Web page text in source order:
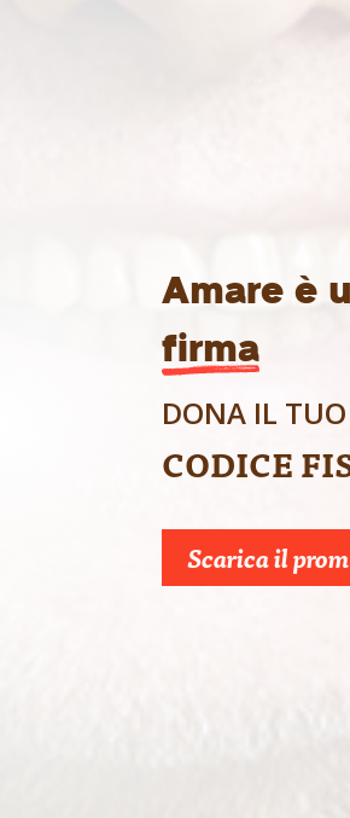
Amare è
firma
DONA IL
CODICE
Scarica il